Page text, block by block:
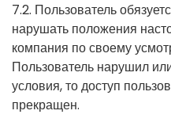
7.2. Пользователь
нарушать положения
компания по своему
Пользователь нарушил
условия, то доступ
прекращен.